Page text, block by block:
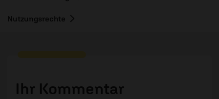
Nutzungsrechte
Ihr Kommentar